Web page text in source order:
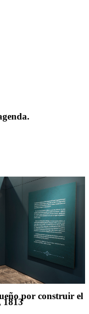
por construir el
1813